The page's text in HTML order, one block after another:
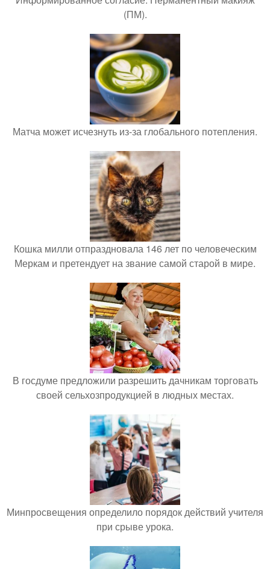
(ПМ).
Матча может исчезнуть из-за глобального потепления.
Кошка милли отпраздновала 146 лет по человеческим
Меркам и претендует на звание самой старой в мире.
В госдуме предложили разрешить дачникам торговать
своей сельхозпродукцией в людных местах.
Минпросвещения определило порядок действий учителя
при срыве урока.